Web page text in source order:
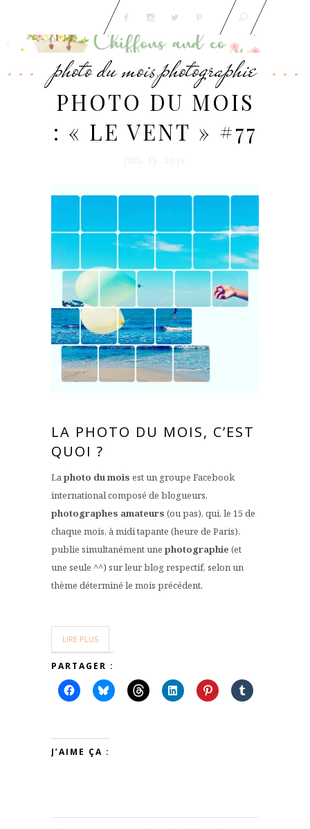
photo du mois,photographie
PHOTO DU MOIS
: « LE VENT » #77
JUIL 15. 2018
LA PHOTO DU MOIS, C’EST
QUOI ?
Laphoto du mois est un groupe Facebook
international composé de blogueurs,
photographes amateurs (ou pas), qui, le 15 de
chaque mois, à midi tapante (heure de Paris),
publie simultanément une photographie (et
une seule ^^) sur leur blog respectif, selon un
thème déterminé le mois précédent.
LIRE PLUS
PARTAGER :
J’AIME ÇA :